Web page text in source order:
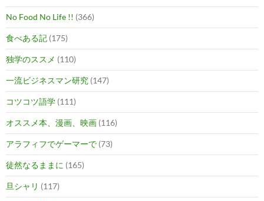
No Food No Life !! (366)
食べある記 (175)
独学のススメ (110)
一流ビジネスマン研究 (147)
コツコツ語学 (111)
オススメ本、漫画、映画 (116)
アラフィフでゲーマーで (73)
徒然なるままに (165)
旦シャリ (117)